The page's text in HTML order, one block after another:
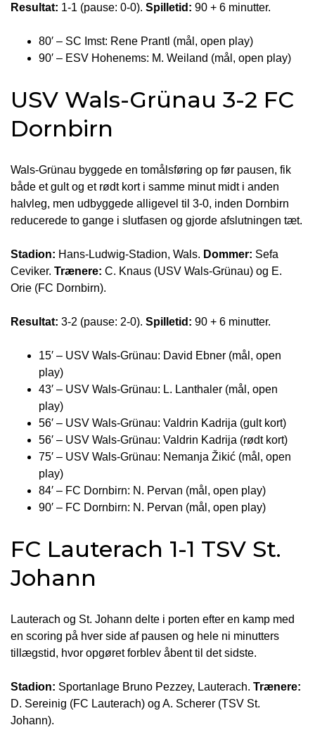
Resultat: 1-1 (pause: 0-0). Spilletid: 90 + 6 minutter.
80′ – SC Imst: Rene Prantl (mål, open play)
90′ – ESV Hohenems: M. Weiland (mål, open play)
USV Wals-Grünau 3-2 FC
Dornbirn
Wals-Grünau byggede en tomålsføring op før pausen, fik
både et gult og et rødt kort i samme minut midt i anden
halvleg, men udbyggede alligevel til 3-0, inden Dornbirn
reducerede to gange i slutfasen og gjorde afslutningen tæt.
Stadion: Hans-Ludwig-Stadion, Wals. Dommer: Sefa
Ceviker. Trænere: C. Knaus (USV Wals-Grünau) og E.
Orie (FC Dornbirn).
Resultat: 3-2 (pause: 2-0). Spilletid: 90 + 6 minutter.
15′ – USV Wals-Grünau: David Ebner (mål, open
play)
43′ – USV Wals-Grünau: L. Lanthaler (mål, open
play)
56′ – USV Wals-Grünau: Valdrin Kadrija (gult kort)
56′ – USV Wals-Grünau: Valdrin Kadrija (rødt kort)
75′ – USV Wals-Grünau: Nemanja Žikić (mål, open
play)
84′ – FC Dornbirn: N. Pervan (mål, open play)
90′ – FC Dornbirn: N. Pervan (mål, open play)
FC Lauterach 1-1 TSV St.
Johann
Lauterach og St. Johann delte i porten efter en kamp med
en scoring på hver side af pausen og hele ni minutters
tillægstid, hvor opgøret forblev åbent til det sidste.
Stadion: Sportanlage Bruno Pezzey, Lauterach. Trænere:
D. Sereinig (FC Lauterach) og A. Scherer (TSV St.
Johann).